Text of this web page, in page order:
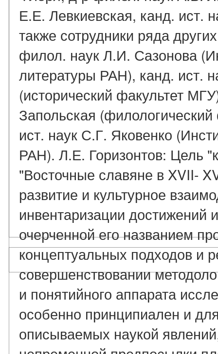
Е.Е. Левкиевская, канд. ист.
также сотрудники ряда
филол. наук Л.И. Сазонова
литературы РАН), канд. ист.
(исторический факультет
Запольская
ист. наук С.Г. Яковенко
РАН). Л.Е. Горизонтов: Цель
"Восточные славяне в XVII-
развитие и культурное
инвентаризации достижений
очерченной его названием
концептуальных подходов и
совершенствовании
и понятийного аппарата
особенно принципиален и
описываемых наукой